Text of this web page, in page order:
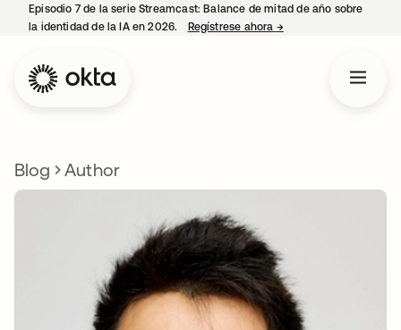
Episodio 7 de la serie Streamcast: Balance de mitad de año sobre
la identidad de la IA en 2026.
Regístrese ahora →se abre en una
Blog Author